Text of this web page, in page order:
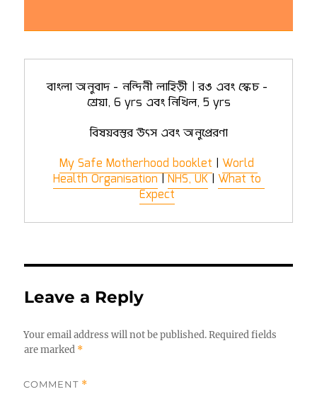
বাংলা অনুবাদ - নন্দিনী লাহিড়ী | রঙ এবং স্কেচ -
শ্রেয়া, 6 yrs এবং নিখিল, 5 yrs
বিষয়বস্তুর উৎস এবং অনুপ্রেরণা
My Safe Motherhood booklet | World
Health Organisation | NHS, UK | What to
Expect
Leave a Reply
Your email address will not be published. Required fields
are marked *
COMMENT *